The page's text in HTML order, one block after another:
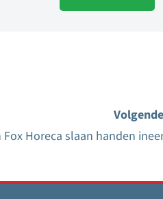
Horeca slaan handen